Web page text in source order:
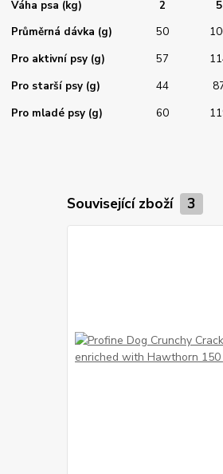
Váha psa (kg) 2 5
Průměrná dávka (g)
50
Pro aktivní psy (g)
57
Pro starší psy (g)
44
Pro mladé psy (g)
60
Související zboží 3